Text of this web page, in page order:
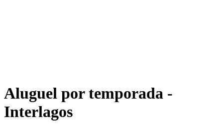
Aluguel por temporada -
Interlagos